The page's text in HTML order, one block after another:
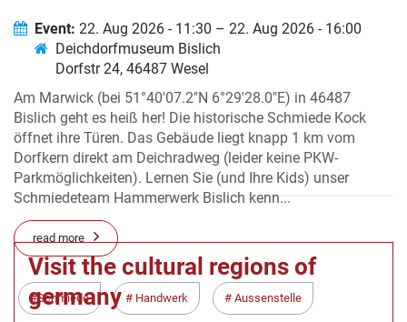
Event: 22. Aug 2026 - 11:30 – 22. Aug 2026 - 16:00
Deichdorfmuseum Bislich
Dorfstr 24, 46487 Wesel
Am Marwick (bei 51°40'07.2"N 6°29'28.0"E) in 46487
Bislich geht es heiß her! Die historische Schmiede Kock
öffnet ihre Türen. Das Gebäude liegt knapp 1 km vom
Dorfkern direkt am Deichradweg (leider keine PKW-
Parkmöglichkeiten). Lernen Sie (und Ihre Kids) unser
Schmiedeteam Hammerwerk Bislich kenn...
read more
Schmiede Handwerk Aussenstelle
Visit the cultural regions of
germany